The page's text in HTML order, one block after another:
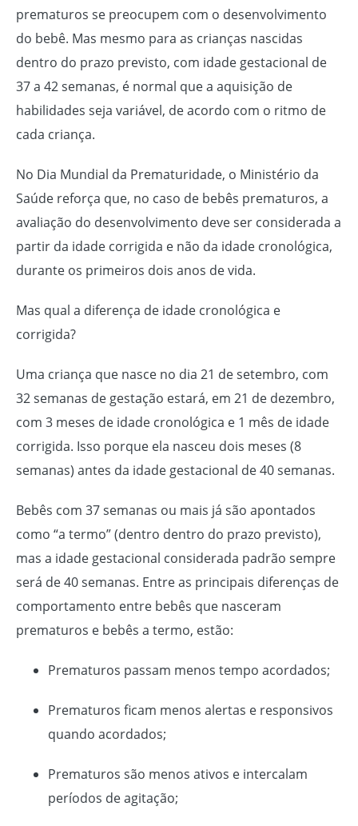
prematuros se preocupem com o desenvolvimento
do bebê. Mas mesmo para as crianças nascidas
dentro do prazo previsto, com idade gestacional de
37 a 42 semanas, é normal que a aquisição de
habilidades seja variável, de acordo com o ritmo de
cada criança.
No Dia Mundial da Prematuridade, o Ministério da
Saúde reforça que, no caso de bebês prematuros, a
avaliação do desenvolvimento deve ser considerada a
partir da idade corrigida e não da idade cronológica,
durante os primeiros dois anos de vida.
Mas qual a diferença de idade cronológica e
corrigida?
Uma criança que nasce no dia 21 de setembro, com
32 semanas de gestação estará, em 21 de dezembro,
com 3 meses de idade cronológica e 1 mês de idade
corrigida. Isso porque ela nasceu dois meses (8
semanas) antes da idade gestacional de 40 semanas.
Bebês com 37 semanas ou mais já são apontados
como “a termo” (dentro dentro do prazo previsto),
mas a idade gestacional considerada padrão sempre
será de 40 semanas. Entre as principais diferenças de
comportamento entre bebês que nasceram
prematuros e bebês a termo, estão:
Prematuros passam menos tempo acordados;
Prematuros ficam menos alertas e responsivos
quando acordados;
Prematuros são menos ativos e intercalam
períodos de agitação;